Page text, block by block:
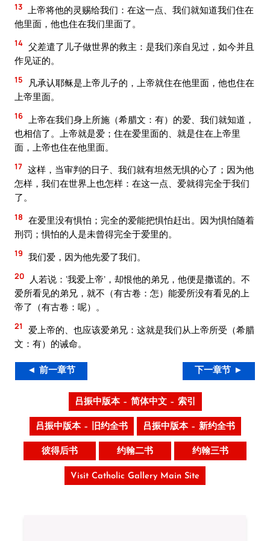
13 上帝将他的灵赐给我们：在这一点、我们就知道我们住在
他里面，他也住在我们里面了。
14 父差遣了儿子做世界的救主：是我们亲自见过，如今并且
作见证的。
15
凡承认耶稣是上帝儿子的，上帝就住在他里面，他也住在
上帝里面。
16
上帝在我们身上所施（希腊文：有）的爱、我们就知道，
也相信了。上帝就是爱；住在爱里面的、就是住在上帝里
面，上帝也住在他里面。
17 这样，当审判的日子、我们就有坦然无惧的心了；因为他
怎样，我们在世界上也怎样：在这一点、爱就得完全于我们
了。
18 在爱里没有惧怕；完全的爱能把惧怕赶出。因为惧怕随着
刑罚；惧怕的人是未曾得完全于爱里的。
19 我们爱，因为他先爱了我们。
20
人若说：‘我爱上帝’，却恨他的弟兄，他便是撒谎的。不
爱所看见的弟兄，就不（有古卷：怎）能爱所没有看见的上
帝了（有古卷：呢）。
21
爱上帝的、也应该爱弟兄：这就是我们从上帝所受（希腊
文：有）的诫命。
◄ 前一章节 下一章节 ►
吕振中版本 – 简体中文 – 索引
吕振中版本 – 旧约全书 吕振中版本 – 新约全书
彼得后书 约翰二书 约翰三书
Visit Catholic Gallery Main Site